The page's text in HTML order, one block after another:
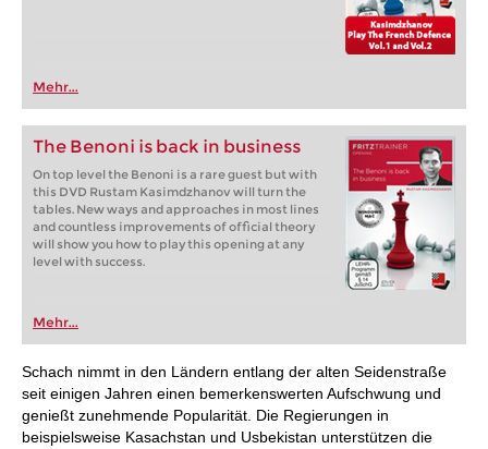
Mehr...
The Benoni is back in business
On top level the Benoni is a rare guest but with
this DVD Rustam Kasimdzhanov will turn the
tables. New ways and approaches in most lines
and countless improvements of official theory
will show you how to play this opening at any
level with success.
Mehr...
Schach nimmt in den Ländern entlang der alten Seidenstraße
seit einigen Jahren einen bemerkenswerten Aufschwung und
genießt zunehmende Popularität. Die Regierungen in
beispielsweise Kasachstan und Usbekistan unterstützen die